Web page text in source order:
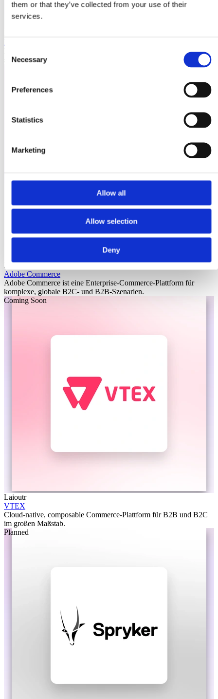
them or that they’ve collected from your use of their
services.
Consent
Selection
Necessary
Preferences
Statistics
Marketing
Allow all
Allow selection
Deny
Laioutr
Emporix
Emporix ist eine composable, API-first Commerce-Plattform für
skalierbare B2B- und B2C-Szenarien.
Laioutr
Adobe Commerce
Adobe Commerce ist eine Enterprise-Commerce-Plattform für
komplexe, globale B2C- und B2B-Szenarien.
Coming Soon
Laioutr
VTEX
Cloud-native, composable Commerce-Plattform für B2B und B2C
im großen Maßstab.
Planned